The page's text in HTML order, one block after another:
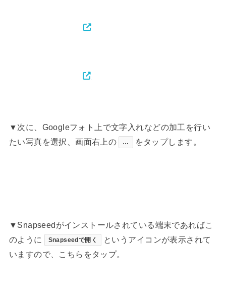
▼次に、Googleフォト上で文字入れなどの加工を行い
たい写真を選択、画面右上の
… をタップします。
▼Snapseedがインストールされている端末であればこ
のように
Snapseedで開く
というアイコンが表示されて
いますので、こちらをタップ。